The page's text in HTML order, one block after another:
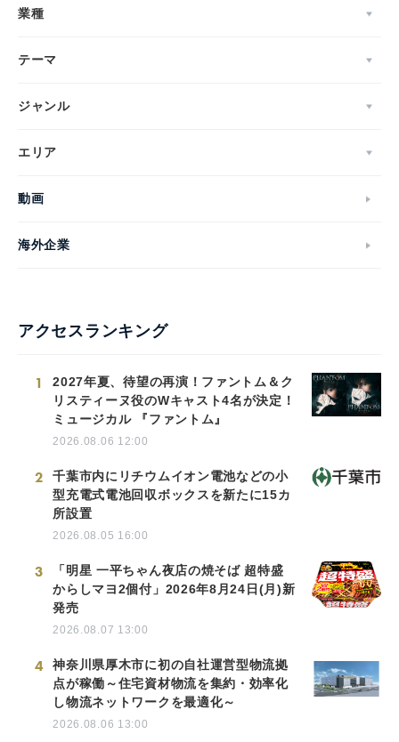
業種
テーマ
ジャンル
エリア
動画
海外企業
アクセスランキング
1
2027年夏、待望の再演！ファントム＆ク
リスティーヌ役のWキャスト4名が決定！
ミュージカル 『ファントム』
2026.08.06 12:00
2
千葉市内にリチウムイオン電池などの小
型充電式電池回収ボックスを新たに15カ
所設置
2026.08.05 16:00
3
「明星 一平ちゃん夜店の焼そば 超特盛
からしマヨ2個付」2026年8月24日(月)新
発売
2026.08.07 13:00
4
神奈川県厚木市に初の自社運営型物流拠
点が稼働～住宅資材物流を集約・効率化
し物流ネットワークを最適化～
2026.08.06 13:00